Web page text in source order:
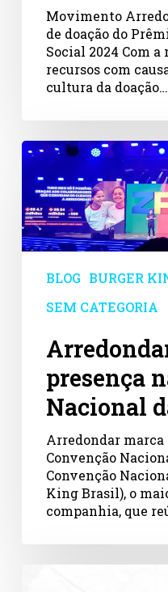
Movimento
de doação do
Social 2024 Com
recursos com
cultura da doação…
Arredondar
marca
presença
Convenção
Nacional
da
ZAMPBLOG BURGER
SEM CATEGORIA
presença
Nacional
Arredondar marca
Convenção
Convenção
King Brasil), o
companhia, que